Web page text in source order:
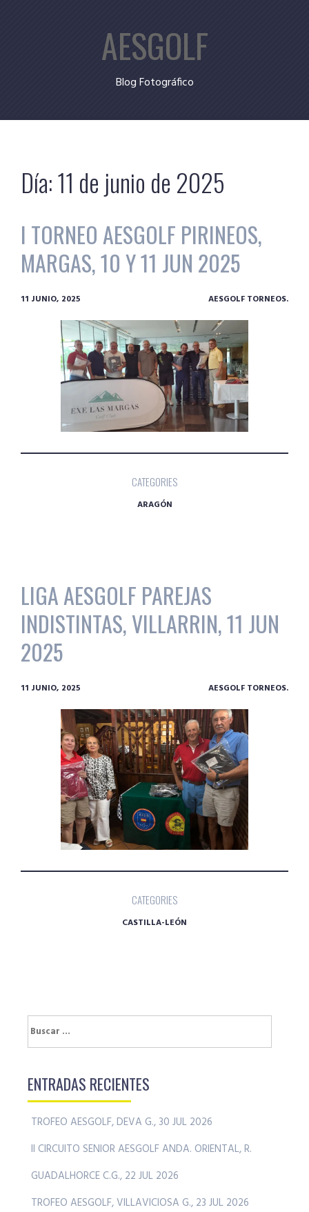
AESGOLF
Blog Fotográfico
Día:11 de junio de 2025
I TORNEO AESGOLF PIRINEOS,
MARGAS, 10 Y 11 JUN 2025
11 JUNIO, 2025 AESGOLF TORNEOS.
CATEGORIES
ARAGÓN
LIGA AESGOLF PAREJAS
INDISTINTAS, VILLARRIN, 11 JUN
2025
11 JUNIO, 2025 AESGOLF TORNEOS.
CATEGORIES
CASTILLA-LEÓN
Buscar:
ENTRADAS RECIENTES
TROFEO AESGOLF, DEVA G., 30 JUL 2026
II CIRCUITO SENIOR AESGOLF ANDA. ORIENTAL, R.
GUADALHORCE C.G., 22 JUL 2026
TROFEO AESGOLF, VILLAVICIOSA G., 23 JUL 2026